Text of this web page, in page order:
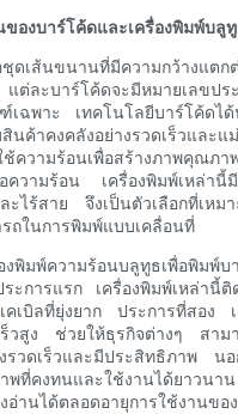
องบาร์โค้ดและเครื่องพิมพ์บลู
ดเส้นขนานที่มีความกว้างแต
ต่ละบาร์โค้ดจะมีหมายเลขปร
เฉพาะ เทคโนโลยีบาร์โค้ดได้
นค้าคงคลังอย่างรวดเร็วและ
ความร้อนเพื่อสร้างภาพคุณภา
อความร้อน เครื่องพิมพ์เหล่า
ไร้สาย จึงเป็นตัวเลือกที่เหมา
ถในการพิมพ์แบบเคลื่อนที่
งพิมพ์ความร้อนบลูทูธเพื่อพิมพ์
ะการแรก เครื่องพิมพ์เหล่านี้
คเบิลที่ยุ่งยาก ประการที่สอง
ร็วสูง ช่วยให้ธุรกิจต่างๆ สาม
งรวดเร็วและมีประสิทธิภาพ น
พที่คงทนและใช้งานได้ยาวนา
อ่านได้ตลอดอายุการใช้งานข